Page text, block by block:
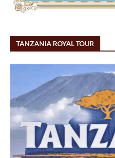
TANZANIA ROYAL TOUR